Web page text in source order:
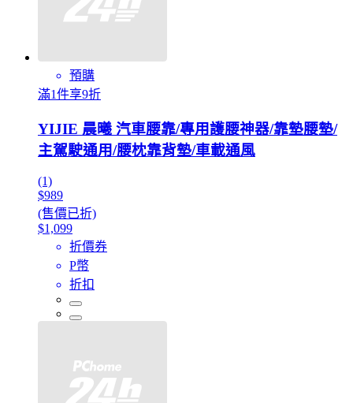
預購
滿1件享9折
YIJIE 晨曦 汽車腰靠/專用護腰神器/靠墊腰墊/
主駕駛通用/腰枕靠背墊/車載通風
(1)
$989
(售價已折)
$1,099
折價券
P幣
折扣